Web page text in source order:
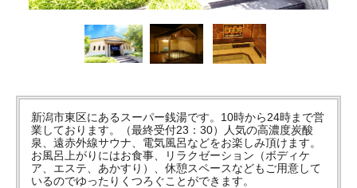
新潟市東区にあるスーパー銭湯です。10時から24時まで営
業しております。（最終受付23：30）人気の高濃度炭酸
泉、遠赤外線サウナ、電気風呂などをお楽しみ頂けます。
お風呂上がりにはお食事、リラクゼーション（ボディケ
ア、エステ、あかすり）、休憩スペースなどもご用意して
いるのでゆったりくつろぐことができます。